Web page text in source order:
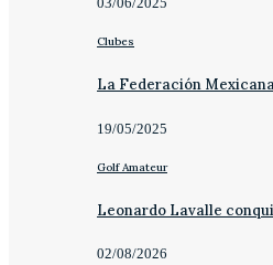
Clubes
La Federación
19/05/2025
Golf Amateur
Leonardo Lavalle
02/08/2026